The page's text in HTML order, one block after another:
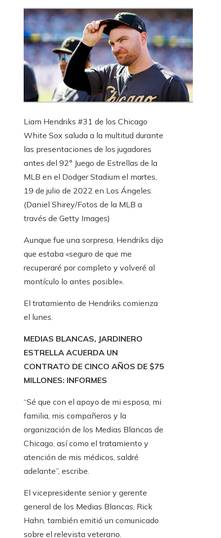
Liam Hendriks #31 de los Chicago
White Sox saluda a la multitud durante
las presentaciones de los jugadores
antes del 92° Juego de Estrellas de la
MLB en el Dodger Stadium el martes,
19 de julio de 2022 en Los Ángeles.
(Daniel Shirey/Fotos de la MLB a
través de Getty Images)
Aunque fue una sorpresa, Hendriks dijo
que estaba «seguro de que me
recuperaré por completo y volveré al
montículo lo antes posible».
El tratamiento de Hendriks comienza
el lunes.
MEDIAS BLANCAS, JARDINERO
ESTRELLA ACUERDA UN
CONTRATO DE CINCO AÑOS DE $75
MILLONES: INFORMES
“Sé que con el apoyo de mi esposa, mi
familia, mis compañeros y la
organización de los Medias Blancas de
Chicago, así como el tratamiento y
atención de mis médicos, saldré
adelante”, escribe.
El vicepresidente senior y gerente
general de los Medias Blancas, Rick
Hahn, también emitió un comunicado
sobre el relevista veterano.